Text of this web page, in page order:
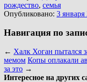
рождество, семья
Опубликовано: 3 января
Навигация по
← Халк Хоган пытался
мемом Копы оплакали
за это →
Интересное на других